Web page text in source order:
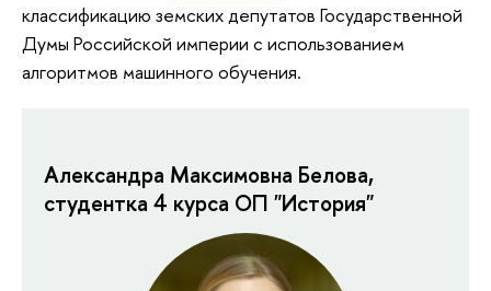
классификацию земских депутатов Государственной
Думы Российской империи с использованием
алгоритмов машинного обучения.
Александра Максимовна Белова,
студентка 4 курса ОП "История"